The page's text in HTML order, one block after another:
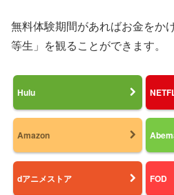
無料体験期間があればお金をか
等生」を観ることができます。
Hulu
Amazon
dアニメストア FOD